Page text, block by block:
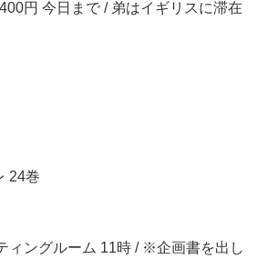
円 今日まで / 弟はイギリスに滞在
24巻
ィングルーム 11時 / ※企画書を出し